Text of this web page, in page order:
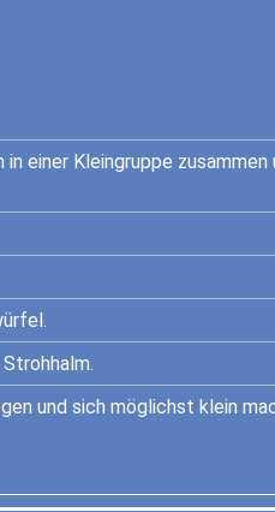
einer Kleingruppe
und sich möglichst klein